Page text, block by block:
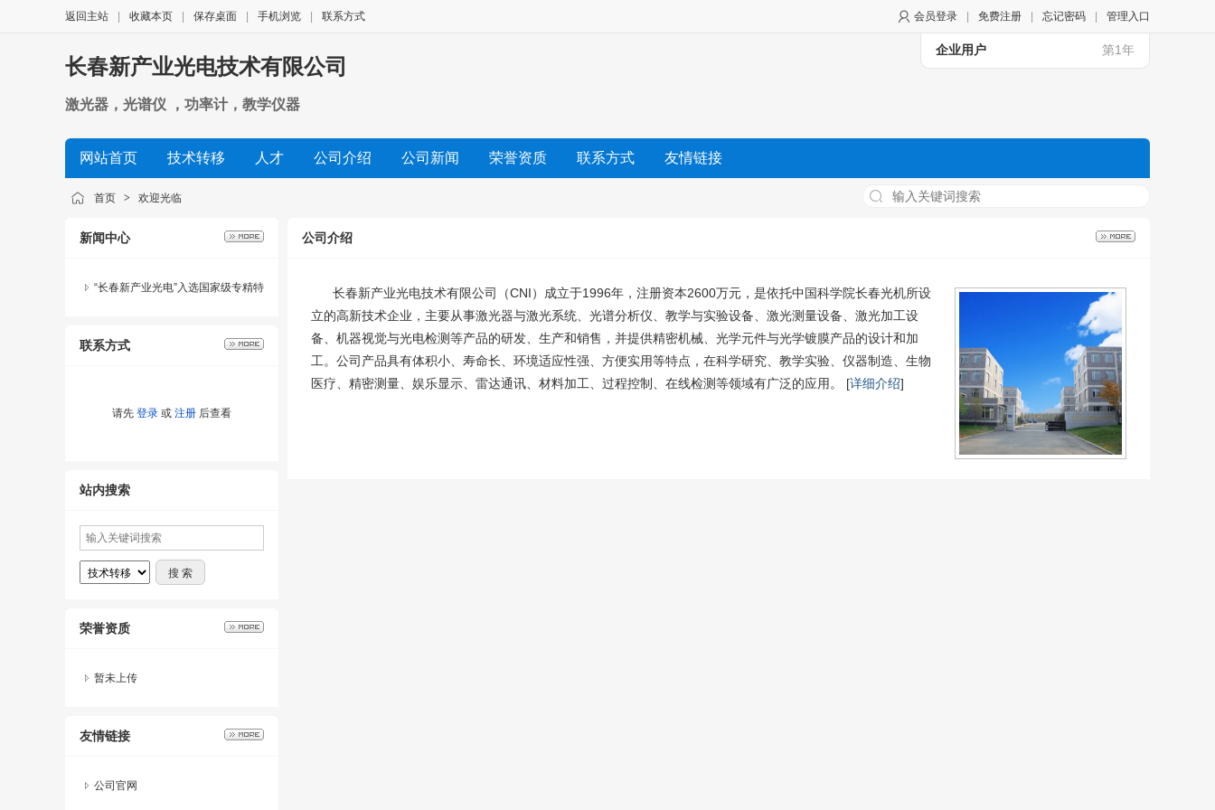
会员登录 免费注册 忘记密码 管理入口
返回主站 收藏本页 保存桌面 手机浏览 联系方式
企业用户 第1年
长春新产业光电技术有限公司
激光器，光谱仪 ，功率计，教学仪器
网站首页 技术转移 人才 公司介绍 公司新闻 荣誉资质 联系方式 友情链接
首页 > 欢迎光临
新闻中心
“长春新产业光电”入选国家级专精特
联系方式
请先 登录 或 注册 后查看
站内搜索
荣誉资质
暂未上传
友情链接
公司官网
公司介绍
长春新产业光电技术有限公司（CNI）成立于1996年，注册资本2600万元，是依托中国科学院长春光机所设
立的高新技术企业，主要从事激光器与激光系统、光谱分析仪、教学与实验设备、激光测量设备、激光加工设
备、机器视觉与光电检测等产品的研发、生产和销售，并提供精密机械、光学元件与光学镀膜产品的设计和加
工。公司产品具有体积小、寿命长、环境适应性强、方便实用等特点，在科学研究、教学实验、仪器制造、生物
医疗、精密测量、娱乐显示、雷达通讯、材料加工、过程控制、在线检测等领域有广泛的应用。 [详细介绍]